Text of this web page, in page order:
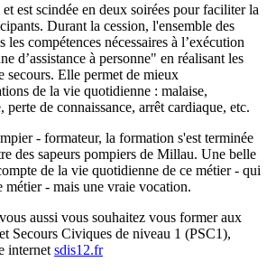
est scindée en deux soirées pour faciliter la
Durant la cession, l'ensemble des
les compétences nécessaires à l’exécution
d’assistance à personne" en réalisant les
secours. Elle permet de mieux
de la vie quotidienne : malaise,
perte de connaissance, arrêt cardiaque, etc.
- formateur, la formation s'est terminée
des sapeurs pompiers de Millau. Une belle
de la vie quotidienne de ce métier - qui
métier - mais une vraie vocation.
aussi vous souhaitez vous former aux
Secours Civiques de niveau 1 (PSC1),
internet sdis12.fr